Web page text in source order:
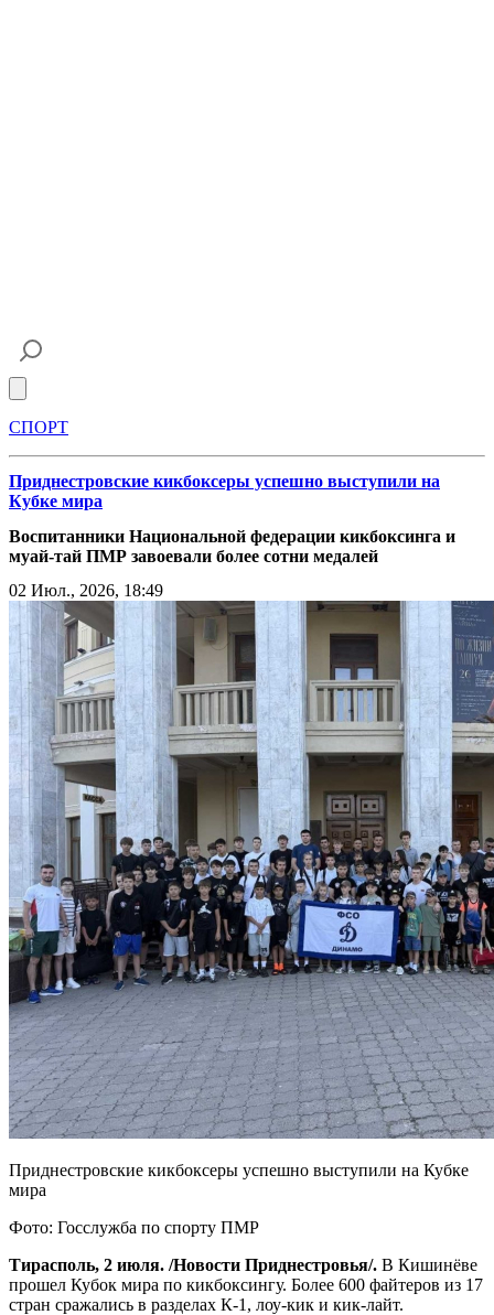
СПОРТ
Приднестровские кикбоксеры успешно выступили на
Кубке мира
Воспитанники Национальной федерации кикбоксинга и
муай-тай ПМР завоевали более сотни медалей
02 Июл., 2026, 18:49
Приднестровские кикбоксеры успешно выступили на Кубке
мира
Фото: Госслужба по спорту ПМР
Тирасполь, 2 июля. /Новости Приднестровья/. В Кишинёве
прошел Кубок мира по кикбоксингу. Более 600 файтеров из 17
стран сражались в разделах К-1, лоу-кик и кик-лайт.